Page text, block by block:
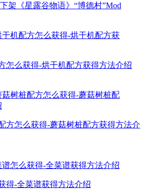
架《星露谷物语》“博德村”Mod
怎么获得-烘干机配方获得方法介绍
方怎么获得-蘑菇树桩配方获得方法介
得-全菜谱获得方法介绍